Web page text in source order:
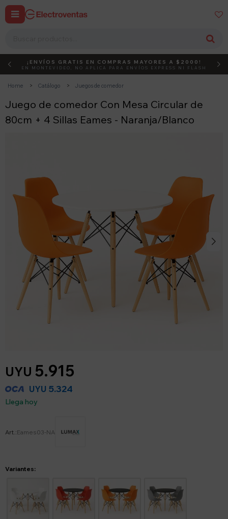
 
DEBUT ACTIVÁ EL CÓDIGO
¡ENVÍOS GRATIS EN COMPRAS MAYORES A $2000!
EN MONTEVIDEO, NO APLICA PARA ENVÍOS EXPRESS NI FLASH
Home Catálogo Juegos de comedor
Juego de comedor Con Mesa Circular de
80cm + 4 Sillas Eames - Naranja/Blanco
UYU 5.915
UYU 5.324
Llega hoy
Eames03-NA
Variantes: